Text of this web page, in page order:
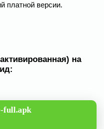
платной версии.
на
full.apk